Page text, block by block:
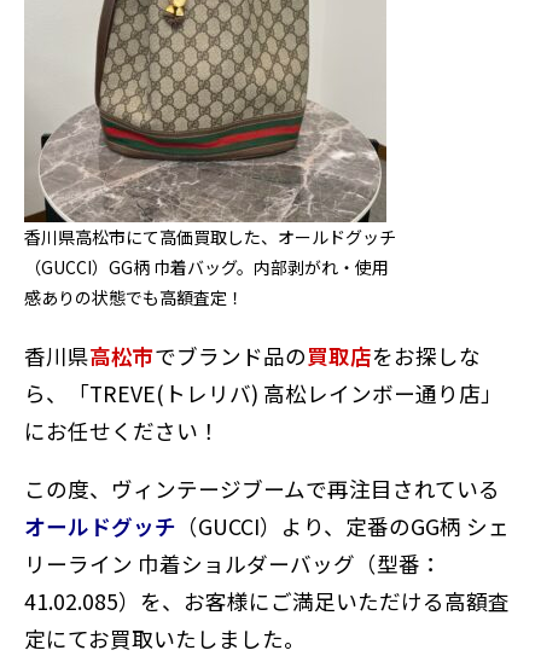
香川県高松市にて高価買取した、オールドグッチ
（GUCCI）GG柄 巾着バッグ。内部剥がれ・使用
感ありの状態でも高額査定！
香川県高松市でブランド品の買取店をお探しな
ら、「TREVE(トレリバ) 高松レインボー通り店」
にお任せください！
この度、ヴィンテージブームで再注目されている
オールドグッチ （GUCCI）より、定番のGG柄 シェ
リーライン 巾着ショルダーバッグ（型番：
41.02.085）を、お客様にご満足いただける高額査
定にてお買取いたしました。